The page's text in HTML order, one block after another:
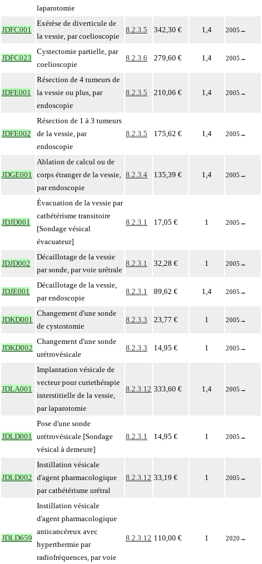
laparotomie
JDFC001
Exérèse de diverticule de
la vessie, par coelioscopie
8.2.3.5 342,30 € 1,4 2005 →
JDFC023
Cystectomie partielle, par
coelioscopie
8.2.3.6 279,60 € 1,4 2005 →
JDFE001
Résection de 4 tumeurs de
la vessie ou plus, par
endoscopie
8.2.3.5 210,06 € 1,4 2005 →
JDFE002
Résection de 1 à 3 tumeurs
de la vessie, par
endoscopie
8.2.3.5 175,62 € 1,4 2005 →
JDGE001
Ablation de calcul ou de
corps étranger de la vessie,
par endoscopie
8.2.3.4 135,39 € 1,4 2005 →
JDJD001
Évacuation de la vessie par
cathétérisme transitoire
[Sondage vésical
évacuateur]
8.2.3.1 17,05 € 1 2005 →
JDJD002
Décaillotage de la vessie
par sonde, par voie urétrale
8.2.3.1 32,28 € 1 2005 →
JDJE001
Décaillotage de la vessie,
par endoscopie
8.2.3.1 89,62 € 1,4 2005 →
JDKD001
Changement d'une sonde
de cystostomie
8.2.3.3 23,77 € 1 2005 →
JDKD002
Changement d'une sonde
urétrovésicale
8.2.3.3 14,95 € 1 2005 →
JDLA001
Implantation vésicale de
vecteur pour curiethérapie
interstitielle de la vessie,
par laparotomie
8.2.3.12 333,60 € 1,4 2005 →
JDLD001
Pose d'une sonde
urétrovésicale [Sondage
vésical à demeure]
8.2.3.1 14,95 € 1 2005 →
JDLD002
Instillation vésicale
d'agent pharmacologique
par cathétérisme urétral
8.2.3.12 33,19 € 1 2005 →
JDLD659
Instillation vésicale
d'agent pharmacologique
anticancéreux avec
hyperthermie par
radiofréquences, par voie
8.2.3.12 110,00 € 1 2020 →